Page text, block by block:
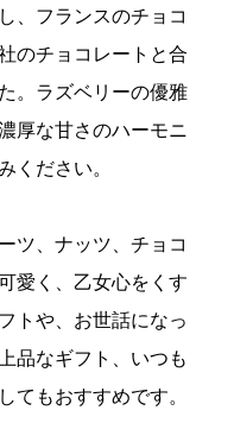
、フランスのチョコ
のチョコレートと合
。ラズベリーの優雅
厚な甘さのハーモニ
ください。
ツ、ナッツ、チョコ
愛く、乙女心をくす
トや、お世話になっ
品なギフト、いつも
てもおすすめです。